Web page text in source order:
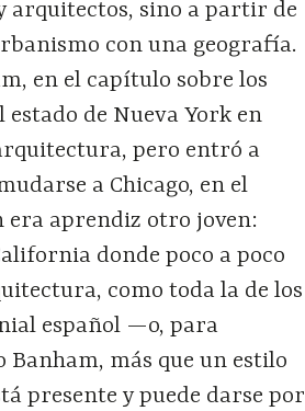
arquitectos, sino a partir de
con una geografía.
en el capítulo sobre los
de Nueva York en
pero entró a
a Chicago, en el
era aprendiz otro joven:
donde poco a poco
como toda la de los
español —o, para
más que un estilo
presente y puede darse por